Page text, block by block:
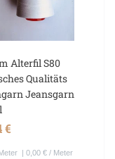
Alterfil S80
Qualitäts
Jeansgarn
€
| 0,00 € / Meter